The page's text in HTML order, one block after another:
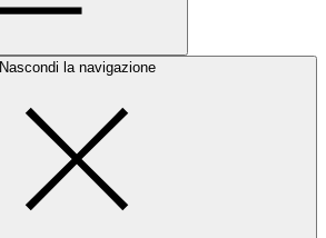
Nascondi la navigazione